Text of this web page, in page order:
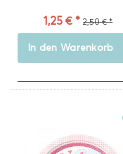
1,25 € * 2,50 € *
In den Warenkorb